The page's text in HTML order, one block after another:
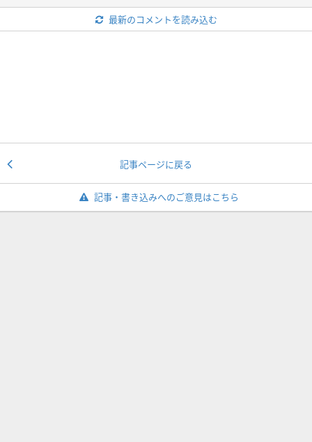
最新のコメントを読み込む
記事ページに戻る
記事・書き込みへのご意見はこちら